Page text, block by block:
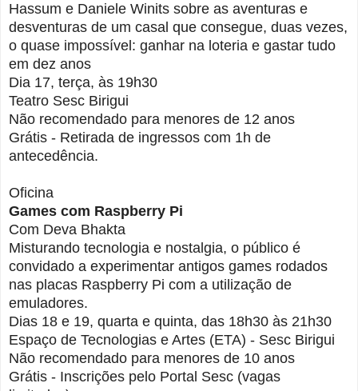
Hassum e Daniele Winits sobre as aventuras e
desventuras de um casal que consegue, duas vezes,
o quase impossível: ganhar na loteria e gastar tudo
em dez anos
Dia 17, terça, às 19h30
Teatro Sesc Birigui
Não recomendado para menores de 12 anos
Grátis - Retirada de ingressos com 1h de
antecedência.
Oficina
Games com Raspberry Pi
Com Deva Bhakta
Misturando tecnologia e nostalgia, o público é
convidado a experimentar antigos games rodados
nas placas Raspberry Pi com a utilização de
emuladores.
Dias 18 e 19, quarta e quinta, das 18h30 às 21h30
Espaço de Tecnologias e Artes (ETA) - Sesc Birigui
Não recomendado para menores de 10 anos
Grátis - Inscrições pelo Portal Sesc (vagas